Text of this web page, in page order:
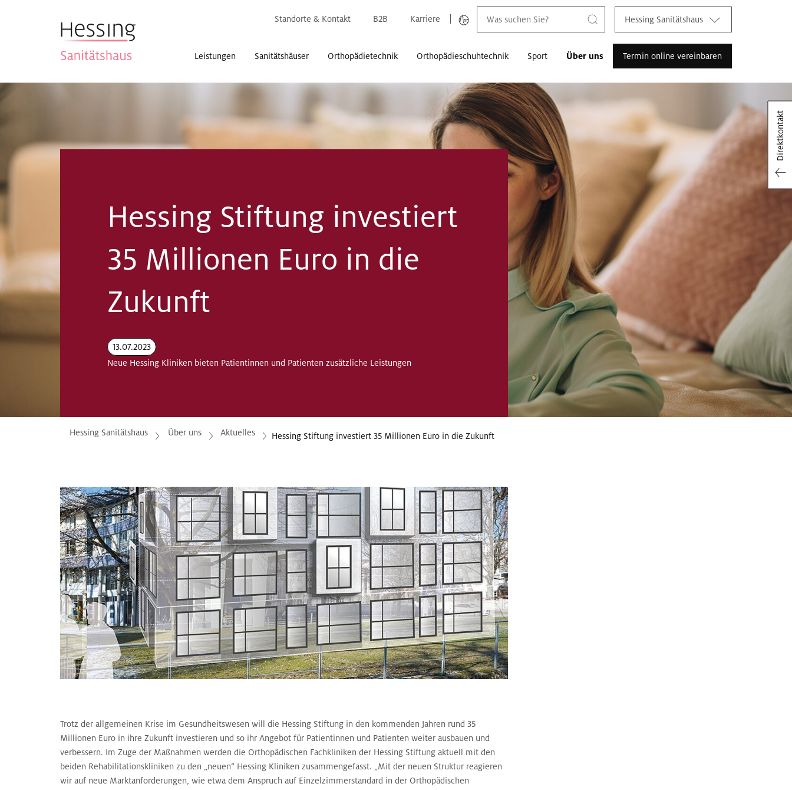
Standorte & Kontakt B2B Karriere Hessing Sanitätshaus
Leistungen Sanitätshäuser Orthopädietechnik Orthopädieschuhtechnik Sport Über uns Termin online vereinbaren
Hessing Stiftung investiert
35 Millionen Euro in die
Zukunft
13.07.2023
Neue Hessing Kliniken bieten Patientinnen und Patienten zusätzliche Leistungen
Hessing Sanitätshaus Über uns Aktuelles Hessing Stiftung investiert 35 Millionen Euro in die Zukunft
Trotz der allgemeinen Krise im Gesundheitswesen will die Hessing Stiftung in den kommenden Jahren rund 35
Millionen Euro in ihre Zukunft investieren und so ihr Angebot für Patientinnen und Patienten weiter ausbauen und
verbessern. Im Zuge der Maßnahmen werden die Orthopädischen Fachkliniken der Hessing Stiftung aktuell mit den
beiden Rehabilitationskliniken zu den „neuen“ Hessing Kliniken zusammengefasst. „Mit der neuen Struktur reagieren
wir auf neue Marktanforderungen, wie etwa dem Anspruch auf Einzelzimmerstandard in der Orthopädischen
Direktkontakt